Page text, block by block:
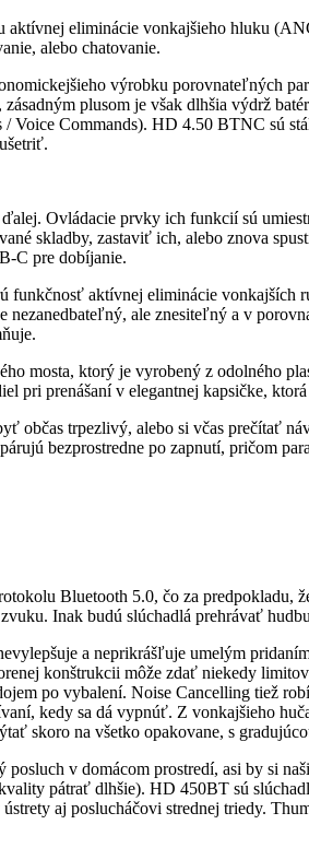
aktívnej eliminácie vonkajšieho hluku
alebo chatovanie.
výrobku porovnateľných
plusom je však dlhšia výdrž
Voice Commands). HD 4.50 BTNC sú
Ovládacie prvky ich funkcií sú
skladby, zastaviť ich, alebo znova
C pre dobíjanie.
funkčnosť aktívnej eliminácie
ale znesiteľný a v
mosta, ktorý je vyrobený z odolného
pri prenášaní v elegantnej kapsičke,
občas trpezlivý, alebo si včas prečítať
bezprostredne po zapnutí, pričom
Bluetooth 5.0, čo za
Inak budú slúchadlá prehrávať
a neprikrášľuje umelým
konštrukcii môže zdať niekedy
po vybalení. Noise Cancelling tiež
kedy sa dá vypnúť. Z vonkajšieho
skoro na všetko opakovane, s
v domácom prostredí, asi by si
pátrať dlhšie). HD 450BT sú
aj poslucháčovi strednej triedy.